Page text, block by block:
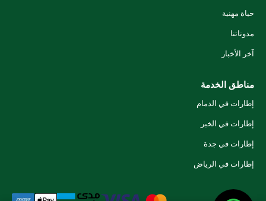
حياة مهنية
مدوناتنا
آخر الأخبار
مناطق الخدمة
إطارات في الدمام
إطارات في الخبر
إطارات في جدة
إطارات في الرياض